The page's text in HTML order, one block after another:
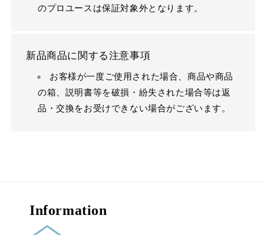
のプロユースは保証対象外となります。
新品商品に関する注意事項
お客様が一度ご使用された場合、商品や商品
の箱、説明書等を破損・紛失された場合等は返
品・交換をお受けできない場合がございます。
Information